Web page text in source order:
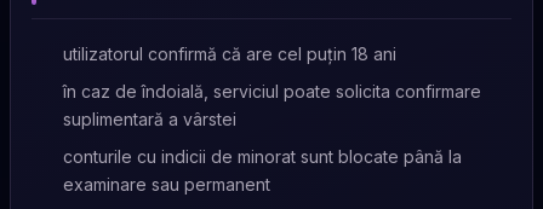
utilizatorul confirmă că are cel puțin 18 ani
în caz de îndoială, serviciul poate solicita confirmare
suplimentară a vârstei
conturile cu indicii de minorat sunt blocate până la
examinare sau permanent